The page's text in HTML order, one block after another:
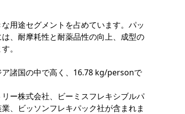
用途セグメントを占めています。パッ
、耐摩耗性と耐薬品性の向上、成型の
。
諸国の中で高く、16.78 kg/personで
ー株式会社、ビーミスフレキシブルパ
、ビッソンフレキパック社が含まれま